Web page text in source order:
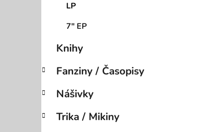
p
a
n
e
LP
7" EP
Knihy
Fanziny / Časopisy
Nášivky
Trika / Mikiny